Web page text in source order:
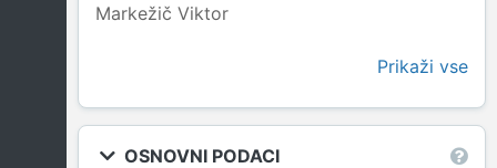
Markežič Viktor
Prikaži vse
OSNOVNI PODACI